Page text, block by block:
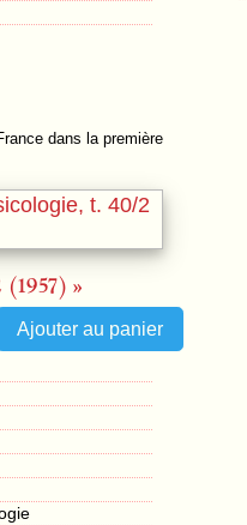
dans la première
»